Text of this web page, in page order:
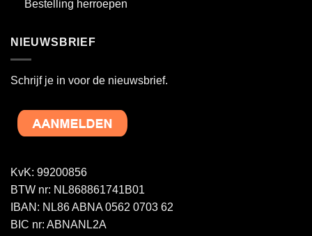
Bestelling herroepen
NIEUWSBRIEF
Schrijf je in voor de nieuwsbrief.
KvK: 99200856
BTW nr: NL868861741B01
IBAN: NL86 ABNA 0562 0703 62
BIC nr: ABNANL2A